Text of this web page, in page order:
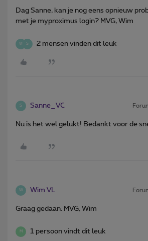
Dag Sanne, kan je nog eens opnieuw
met je myproximus login? MVG, Wim
W S 2 mensen vinden dit leuk
S Sanne_VC
Nu is het wel gelukt! Bedankt voor de
W Wim VL
Graag gedaan. MVG, Wim
M 1 persoon vindt dit leuk